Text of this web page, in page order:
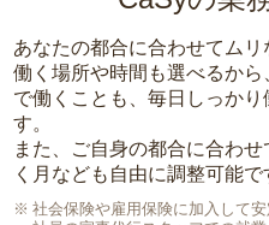
あなたの都合に合わせてムリ
働く場所や時間も選べるか
で働くことも、毎日しっか
す。
また、ご自身の都合に合わ
く月なども自由に調整可能で
社会保険や雇用保険に加入して